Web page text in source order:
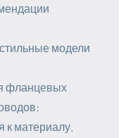
модели
фланцевых
к материалу.